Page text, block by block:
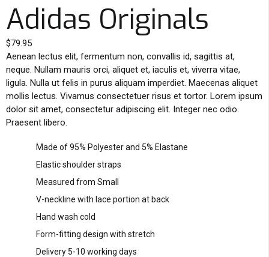
Adidas Originals
$79.95
Aenean lectus elit, fermentum non, convallis id, sagittis at,
neque. Nullam mauris orci, aliquet et, iaculis et, viverra vitae,
ligula. Nulla ut felis in purus aliquam imperdiet. Maecenas aliquet
mollis lectus. Vivamus consectetuer risus et tortor. Lorem ipsum
dolor sit amet, consectetur adipiscing elit. Integer nec odio.
Praesent libero.
Made of 95% Polyester and 5% Elastane
Elastic shoulder straps
Measured from Small
V-neckline with lace portion at back
Hand wash cold
Form-fitting design with stretch
Delivery 5-10 working days